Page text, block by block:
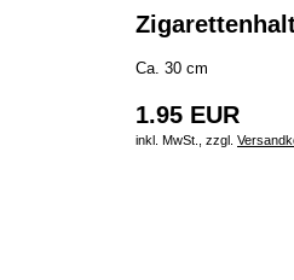
Ca. 30 cm
1.95 EUR
inkl. MwSt., zzgl.